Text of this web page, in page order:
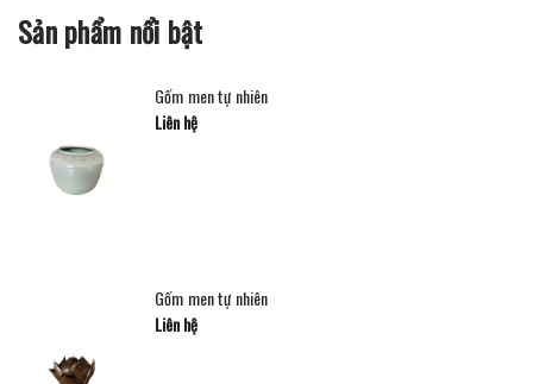
Sản phẩm nổi bật
Gốm men tự nhiên
Liên hệ
Gốm men tự nhiên
Liên hệ